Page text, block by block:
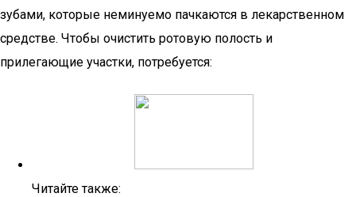
зубами, которые неминуемо пачкаются в лекарственном
средстве. Чтобы очистить ротовую полость и
прилегающие участки, потребуется:
Читайте также: